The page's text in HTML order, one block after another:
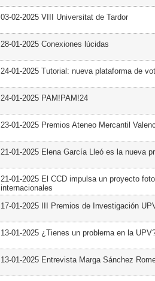
03-02-2025 VIII Universitat de Tardor
28-01-2025 Conexiones lúcidas
24-01-2025 Tutorial: nueva plataforma de
24-01-2025 PAM!PAM!24
23-01-2025 Premios Ateneo Mercantil
21-01-2025 Elena García Lleó es la nueva
21-01-2025 El CCD impulsa un proyecto
internacionales
17-01-2025 III Premios de Investigación
13-01-2025 ¿Tienes un problema en la
13-01-2025 Entrevista Marga Sánchez